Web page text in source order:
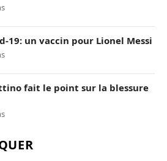
19: un vaccin pour Lionel Messi
fait le point sur la blessure